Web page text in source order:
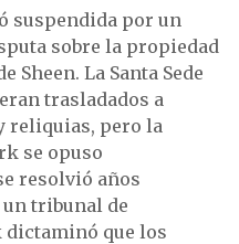
suspendida por un
sobre la propiedad
Sheen. La Santa Sede
trasladados a
reliquias, pero la
se opuso
resolvió años
un tribunal de
dictaminó que los